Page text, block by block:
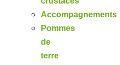
Accompagnements
Pommes
de
terre